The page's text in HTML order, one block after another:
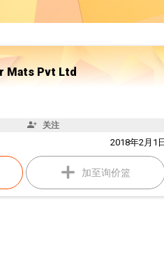
Mats Pvt Ltd
关注
2018年2月1日
加至询价篮